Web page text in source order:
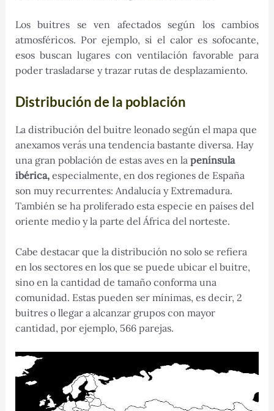
Los buitres se ven afectados según los cambios
atmosféricos. Por ejemplo, si el calor es sofocante,
esos buscan lugares con ventilación favorable para
poder trasladarse y trazar rutas de desplazamiento.
Distribución de la población
La distribución del buitre leonado según el mapa que
anexamos verás una tendencia bastante diversa. Hay
una gran población de estas aves en la península
ibérica, especialmente, en dos regiones de España
son muy recurrentes: Andalucía y Extremadura.
También se ha proliferado esta especie en países del
oriente medio y la parte del África del norteste.
Cabe destacar que la distribución no solo se refiera
en los sectores en los que se puede ubicar el buitre,
sino en la cantidad de tamaño conforma una
comunidad. Estas pueden ser mínimas, es decir, 2
buitres o llegar a alcanzar grupos con mayor
cantidad, por ejemplo, 566 parejas.